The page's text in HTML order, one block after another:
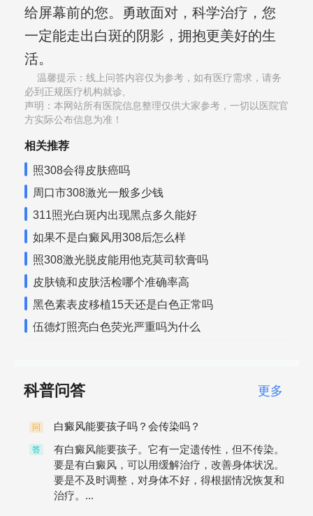
给屏幕前的您。勇敢面对，科学治疗，您
一定能走出白斑的阴影，拥抱更美好的生
活。
温馨提示：线上问答内容仅为参考，如有医疗需求，请务
必到正规医疗机构就诊,
声明：本网站所有医院信息整理仅供大家参考，一切以医院官
方实际公布信息为准！
相关推荐
照308会得皮肤癌吗
周口市308激光一般多少钱
311照光白斑内出现黑点多久能好
如果不是白癜风用308后怎么样
照308激光脱皮能用他克莫司软膏吗
皮肤镜和皮肤活检哪个准确率高
黑色素表皮移植15天还是白色正常吗
伍德灯照亮白色荧光严重吗为什么
科普问答 更多
问 白癜风能要孩子吗？会传染吗？
答
有白癜风能要孩子。它有一定遗传性，但不传染。
要是有白癜风，可以用缓解治疗，改善身体状况。
要是不及时调整，对身体不好，得根据情况恢复和
治疗。...